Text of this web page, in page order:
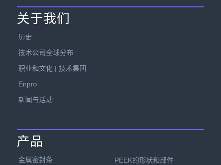
关于我们
历史
技术公司全球分布
职业和文化 | 技术集团
Enpro
新闻与活动
产品
金属密封条
PEEK的形状和部件